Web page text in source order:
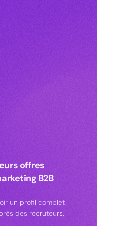
offres
B2B
un profil complet
des recruteurs.